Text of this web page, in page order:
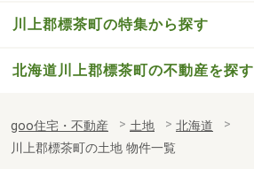
川上郡標茶町の特集から探す
北海道川上郡標茶町の不動産を探す
goo住宅・不動産 土地
北海道
川上郡標茶町の土地 物件一覧